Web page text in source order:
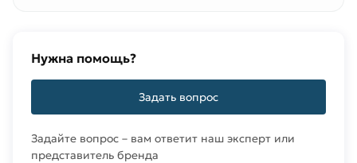
Нужна помощь?
Задать вопрос
Задайте вопрос – вам ответит наш эксперт или
представитель бренда